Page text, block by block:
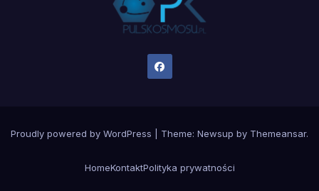
Proudly powered by WordPress Theme: Newsup by Themeansar.
HomeKontaktPolityka prywatności